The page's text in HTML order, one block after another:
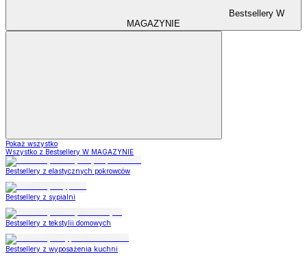
Bestsellery W
MAGAZYNIE
Pokaż wszystko
Wszystko z Bestsellery W MAGAZYNIE
Bestsellery z elastycznych pokrowców
Bestsellery z sypialni
Bestsellery z tekstylii domowych
Bestsellery z wyposażenia kuchni